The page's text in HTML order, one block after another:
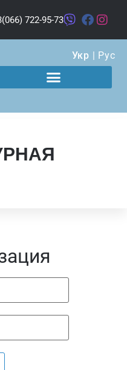
(066) 722-95-73
Укр | Рус